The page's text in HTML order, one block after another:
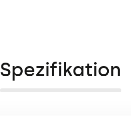
Spezifikation